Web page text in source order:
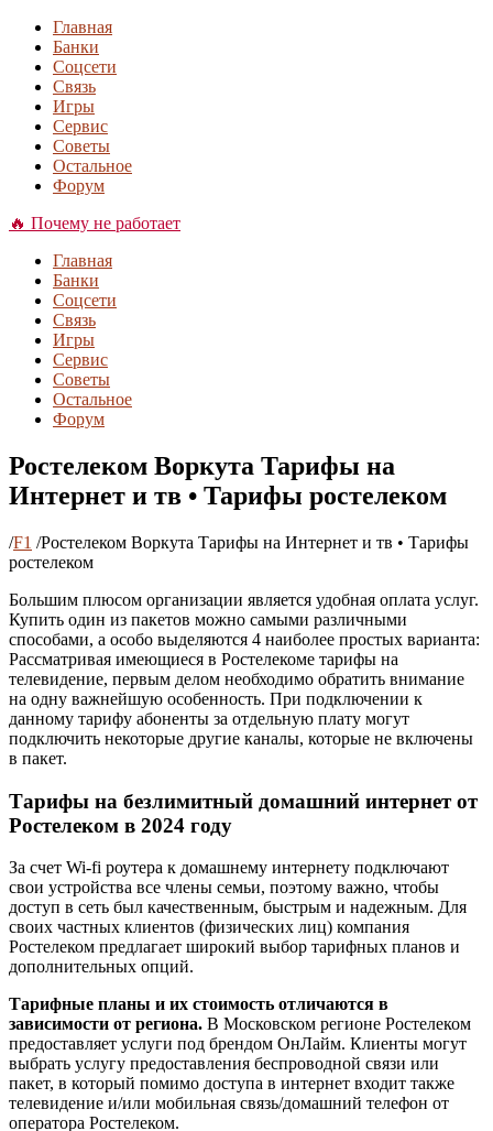
Главная
Банки
Соцсети
Связь
Игры
Сервис
Советы
Остальное
Форум
🔥 Почему не работает
Главная
Банки
Соцсети
Связь
Игры
Сервис
Советы
Остальное
Форум
Ростелеком Воркута Тарифы на
Интернет и тв • Тарифы ростелеком
/F1 /Ростелеком Воркута Тарифы на Интернет и тв • Тарифы
ростелеком
Большим плюсом организации является удобная оплата услуг.
Купить один из пакетов можно самыми различными
способами, а особо выделяются 4 наиболее простых варианта:
Рассматривая имеющиеся в Ростелекоме тарифы на
телевидение, первым делом необходимо обратить внимание
на одну важнейшую особенность. При подключении к
данному тарифу абоненты за отдельную плату могут
подключить некоторые другие каналы, которые не включены
в пакет.
Тарифы на безлимитный домашний интернет от
Ростелеком в 2024 году
За счет Wi-fi роутера к домашнему интернету подключают
свои устройства все члены семьи, поэтому важно, чтобы
доступ в сеть был качественным, быстрым и надежным. Для
своих частных клиентов (физических лиц) компания
Ростелеком предлагает широкий выбор тарифных планов и
дополнительных опций.
Тарифные планы и их стоимость отличаются в
зависимости от региона. В Московском регионе Ростелеком
предоставляет услуги под брендом ОнЛайм. Клиенты могут
выбрать услугу предоставления беспроводной связи или
пакет, в который помимо доступа в интернет входит также
телевидение и/или мобильная связь/домашний телефон от
оператора Ростелеком.